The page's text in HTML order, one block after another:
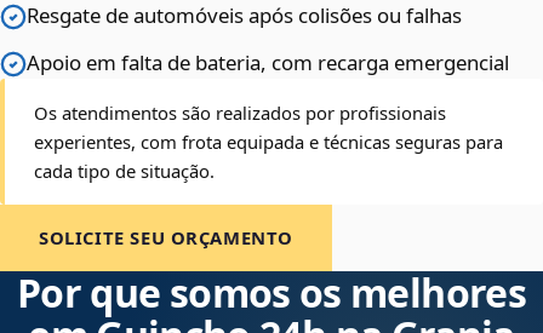
Resgate de automóveis após colisões ou falhas
Apoio em falta de bateria, com recarga emergencial
Os atendimentos são realizados por profissionais
experientes, com frota equipada e técnicas seguras para
cada tipo de situação.
SOLICITE SEU ORÇAMENTO
Por que somos os melhores